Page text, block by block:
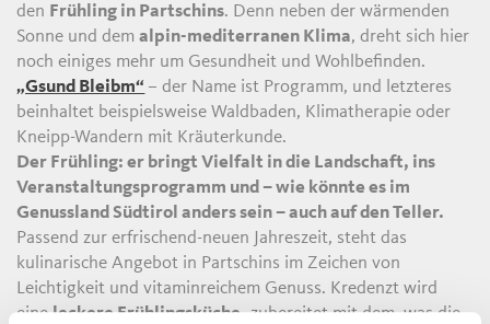
den Frühling in Partschins. Denn neben der wärmenden
Sonne und demalpin-mediterranen Klima, dreht sich hier
noch einiges mehr um Gesundheit und Wohlbefinden.
„Gsund Bleibm“ – der Name ist Programm, und letzteres
beinhaltet beispielsweise Waldbaden, Klimatherapie oder
Kneipp-Wandern mit Kräuterkunde.
Der Frühling: er bringt Vielfalt in die Landschaft, ins
Veranstaltungsprogramm und – wie könnte es im
Genussland Südtirol anders sein – auch auf den Teller.
Passend zur erfrischend-neuen Jahreszeit, steht das
kulinarische Angebot in Partschins im Zeichen von
Leichtigkeit und vitaminreichem Genuss. Kredenzt wird
eineleckere Frühlingsküche,zubereitet mit dem, was die